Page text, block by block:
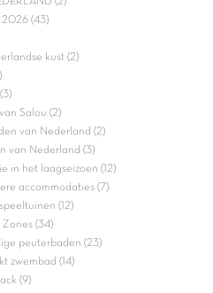
2026 (43)
kust (2)
Salou (2)
van Nederland (2)
van Nederland (3)
in het laagseizoen (12)
accommodaties (7)
(12)
(34)
peuterbaden (23)
zwembad (14)
(9)